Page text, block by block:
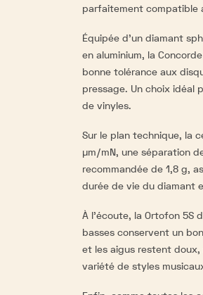
parfaitement compatible
Équipée d’un diamant
en aluminium, la
bonne tolérance aux
pressage. Un choix idéal
de vinyles.
Sur le plan technique, la
µm/mN, une séparation
recommandée de 1,8 g,
durée de vie du diamant
À l’écoute, la Ortofon 5S
basses conservent un
et les aigus restent
variété de styles